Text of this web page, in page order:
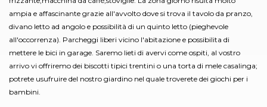
ampia e affascinante grazie all'avvolto dove si trova il tavolo da pranzo,
divano letto ad angolo e possibilità di un quinto letto (pieghevole
all'occorrenza). Parcheggi liberi vicino l'abitazione e possibilita di
mettere le bici in garage. Saremo lieti di avervi come ospiti, al vostro
arrivo vi offriremo dei biscotti tipici trentini o una torta di mele casalinga;
potrete usufruire del nostro giardino nel quale troverete dei giochi per i
bambini.